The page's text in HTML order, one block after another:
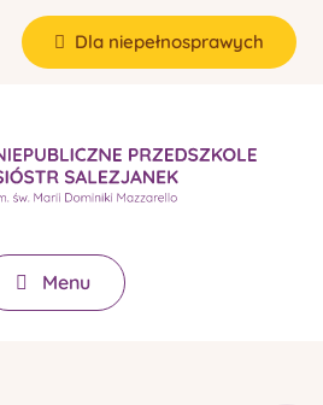
Dla niepełnosprawych
Menu